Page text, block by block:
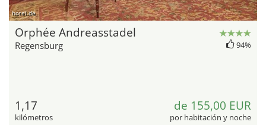
hotel.de
Orphée Andreasstadel
Regensburg 94%
1,17
kilómetros
de 155,00 EUR
por habitación y noche